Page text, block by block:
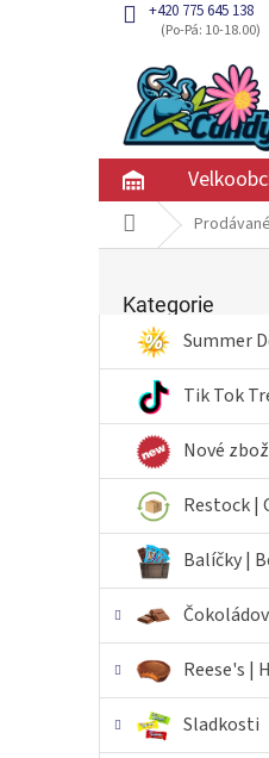
+420 775 645 138
Domů
r
n
í
kategorie
Kategorie
Summer
Tik Tok
Nové
Restock |
Balíčky |
Reese's |
Sladkosti